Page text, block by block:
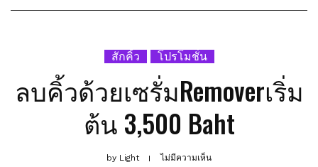
สักคิ้ว โปรโมชั่น
ลบคิ้วด้วยเซรั่มRemoverเริ่ม
ต้น 3,500 Baht
by Light ไม่มีความเห็น